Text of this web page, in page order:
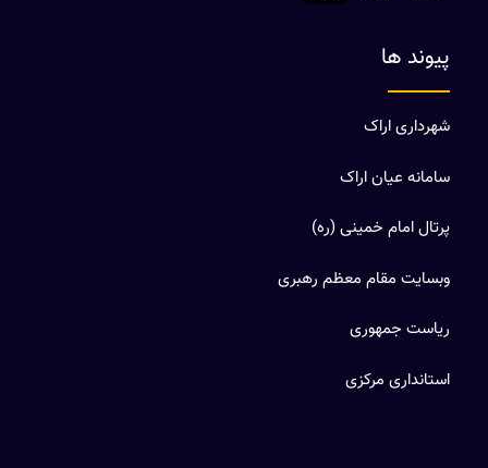
پیوند ها
شهرداری اراک
سامانه عیان اراک
پرتال امام خمینی (ره)
وبسایت مقام معظم رهبری
ریاست جمهوری
استانداری مرکزی